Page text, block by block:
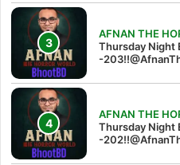
AFNAN THE
Thursday Night
-
AFNAN THE
Thursday Night
-